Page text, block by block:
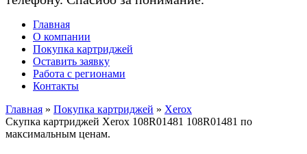
Главная
О компании
Покупка картриджей
Оставить заявку
Работа с регионами
Контакты
Главная » Покупка картриджей » Xerox
Скупка картриджей Xerox 108R01481 108R01481 по
максимальным ценам.